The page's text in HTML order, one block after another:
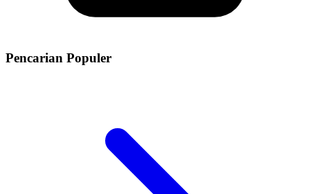
Pencarian Populer